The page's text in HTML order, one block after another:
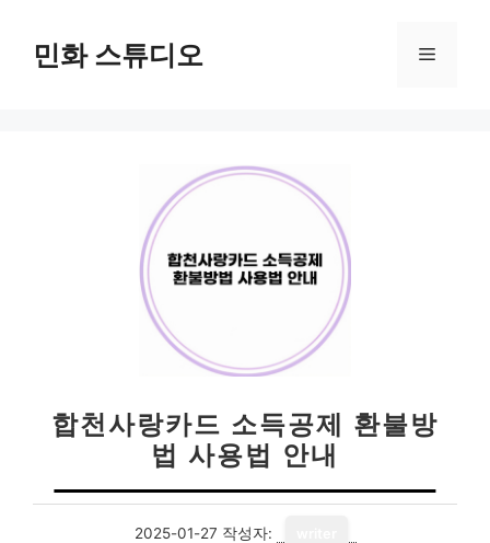
민화 스튜디오 메
합천사랑카드 소득공제 환불방
법 사용법 안내
2025-01-27 작성자: